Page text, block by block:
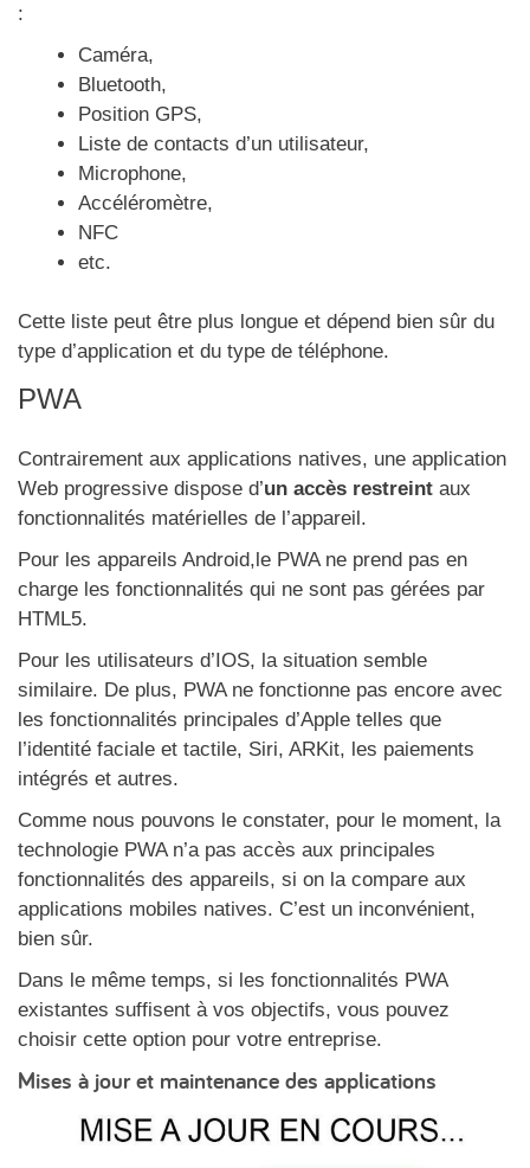
:
Caméra,
Bluetooth,
Position GPS,
Liste de contacts d’un utilisateur,
Microphone,
Accéléromètre,
NFC
etc.
Cette liste peut être plus longue et dépend bien sûr du
type d’application et du type de téléphone.
PWA
Contrairement aux applications natives, une application
Web progressive dispose d’un accès restreint aux
fonctionnalités matérielles de l’appareil.
Pour les appareils Android,le PWA ne prend pas en
charge les fonctionnalités qui ne sont pas gérées par
HTML5.
Pour les utilisateurs d’IOS, la situation semble
similaire. De plus, PWA ne fonctionne pas encore avec
les fonctionnalités principales d’Apple telles que
l’identité faciale et tactile, Siri, ARKit, les paiements
intégrés et autres.
Comme nous pouvons le constater, pour le moment, la
technologie PWA n’a pas accès aux principales
fonctionnalités des appareils, si on la compare aux
applications mobiles natives. C’est un inconvénient,
bien sûr.
Dans le même temps, si les fonctionnalités PWA
existantes suffisent à vos objectifs, vous pouvez
choisir cette option pour votre entreprise.
Mises à jour et maintenance des applications